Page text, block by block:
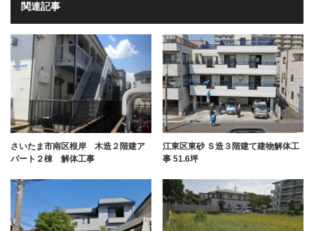
関連記事
さいたま市南区根岸 木造２階建ア
パート２棟 解体工事
江東区東砂 Ｓ造３階建て建物解体工
事 51.6坪